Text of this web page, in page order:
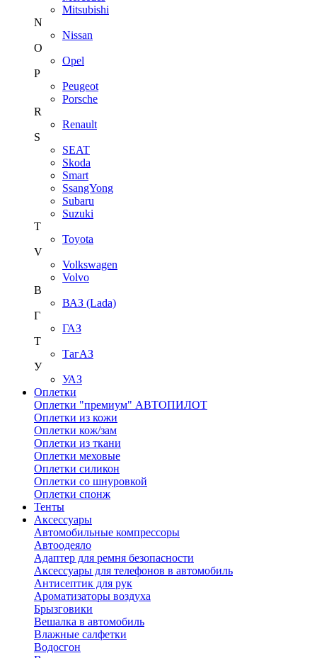
Mitsubishi
N
Nissan
O
Opel
P
Peugeot
Porsche
R
Renault
S
SEAT
Skoda
Smart
SsangYong
Subaru
Suzuki
T
Toyota
V
Volkswagen
Volvo
В
ВАЗ (Lada)
Г
ГАЗ
Т
ТагАЗ
У
УАЗ
Оплетки
Оплетки "премиум" АВТОПИЛОТ
Оплетки из кожи
Оплетки кож/зам
Оплетки из ткани
Оплетки меховые
Оплетки силикон
Оплетки со шнуровкой
Оплетки спонж
Тенты
Аксессуары
Автомобильные компрессоры
Автоодеяло
Адаптер для ремня безопасности
Аксессуары для телефонов в автомобиль
Антисептик для рук
Ароматизаторы воздуха
Брызговики
Вешалка в автомобиль
Влажные салфетки
Водосгон